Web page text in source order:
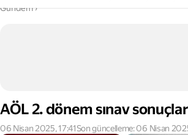
Buradasın
Gündem›
AÖL 2. dönem sınav
06 Nisan 2025, 17:41Son güncelleme: 06 Nisan